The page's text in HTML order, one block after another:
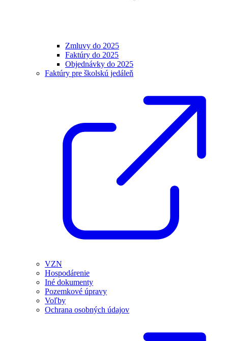
Zmluvy do 2025
Faktúry do 2025
Objednávky do 2025
Faktúry pre školskú jedáleň
VZN
Hospodárenie
Iné dokumenty
Pozemkové úpravy
Voľby
Ochrana osobných údajov